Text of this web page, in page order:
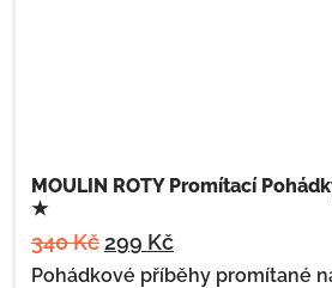
MOULIN ROTY Promítací
★
340Kč 299 Kč
Pohádkové příběhy promítané